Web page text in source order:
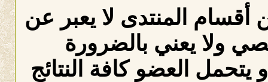
المنتدى لا يعبر عن
ولا يعني بالضرورة
العضو كافة النتائج